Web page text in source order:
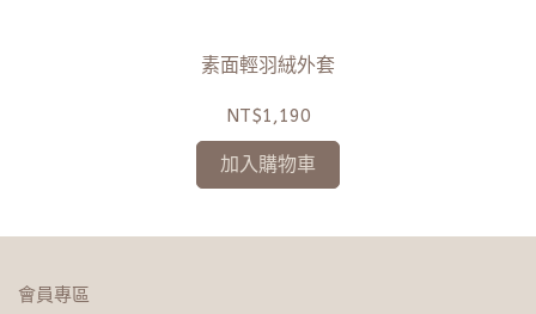
素面輕羽絨外套
NT$1,190
加入購物車
會員專區